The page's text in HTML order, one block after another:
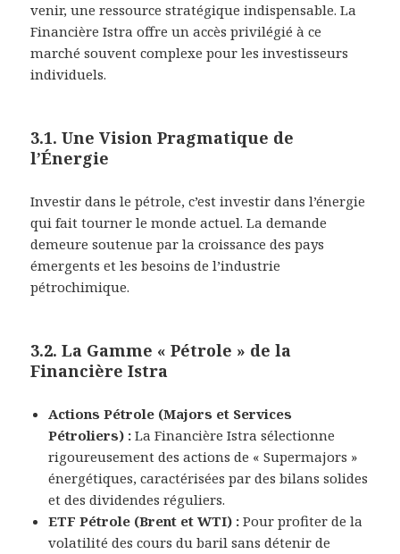
venir, une ressource stratégique indispensable. La
Financière Istra offre un accès privilégié à ce
marché souvent complexe pour les investisseurs
individuels.
3.1. Une Vision Pragmatique de
l’Énergie
Investir dans le pétrole, c’est investir dans l’énergie
qui fait tourner le monde actuel. La demande
demeure soutenue par la croissance des pays
émergents et les besoins de l’industrie
pétrochimique.
3.2. La Gamme « Pétrole » de la
Financière Istra
Actions Pétrole (Majors et Services
Pétroliers) : La Financière Istra sélectionne
rigoureusement des actions de « Supermajors »
énergétiques, caractérisées par des bilans solides
et des dividendes réguliers.
ETF Pétrole (Brent et WTI) : Pour profiter de la
volatilité des cours du baril sans détenir de